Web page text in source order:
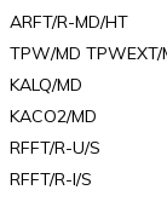
ARFT/R-MD/HT
TPW/MD TPWEXT/
KALQ/MD
KACO2/MD
RFFT/R-U/S
RFFT/R-I/S